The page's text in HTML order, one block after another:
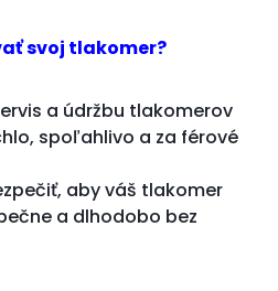
svoj tlakomer?
a údržbu tlakomerov
spoľahlivo a za férové
aby váš tlakomer
a dlhodobo bez